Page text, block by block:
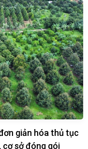
cơ sở đóng gói